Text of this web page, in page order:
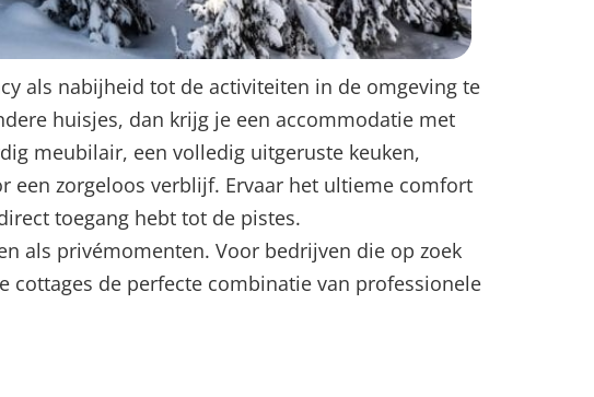
als nabijheid tot de activiteiten in de omgeving te
huisjes, dan krijg je een accommodatie met
meubilair, een volledig uitgeruste keuken,
een zorgeloos verblijf. Ervaar het ultieme comfort
toegang hebt tot de pistes.
als privémomenten. Voor bedrijven die op zoek
de perfecte combinatie van professionele